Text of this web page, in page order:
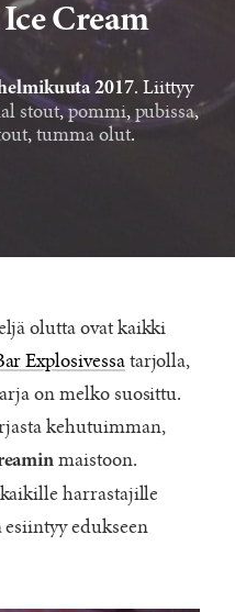
Ice Cream
2017. Liittyy
stout,pommi, pubissa,
,tumma olut.
olutta ovat kaikki
Explosivessatarjolla,
on melko suosittu.
kehutuimman,
maistoon.
harrastajille
edukseen